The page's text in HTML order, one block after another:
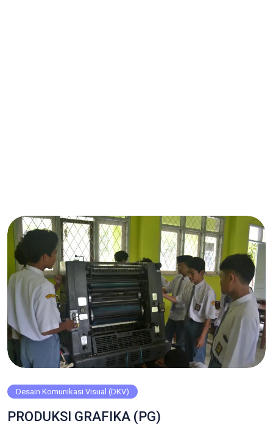
Desain Komunikasi Visual (DKV)
PRODUKSI GRAFIKA (PG)